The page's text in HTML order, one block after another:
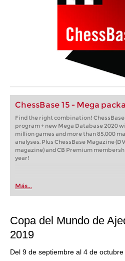
ChessBase 15 - Mega
Find the right combination! ChessBase
program + new Mega Database 2020
million games and more than 85,000
analyses. Plus ChessBase Magazine
magazine) and CB Premium
year!
Más...
Copa del Mundo de
2019
Del 9 de septiembre al 4 de